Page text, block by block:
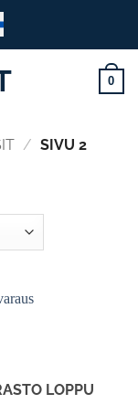
0
/ SIVU 2
LOPPU